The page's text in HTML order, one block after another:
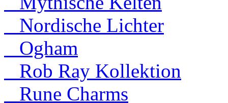
Nordische Lichter
Ogham
Rob Ray Kollektion
Rune Charms